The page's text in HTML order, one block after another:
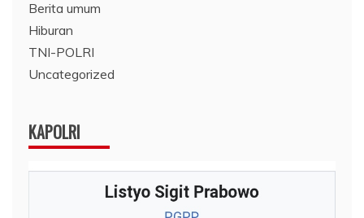
Berita umum
Hiburan
TNI-POLRI
Uncategorized
KAPOLRI